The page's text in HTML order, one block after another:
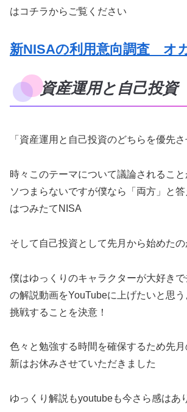
はコチラからご覧ください
新NISAの利用意向調査 オ
資産運用と自己投資
「資産運用と自己投資のどちらを優先さ
時々このテーマについて議論されるこ
ソつまらないですが僕なら「両方」と
はつみたてNISA
そして自己投資として先月から始めた
僕はゆっくりのキャラクターが大好き
の解説動画をYouTubeに上げたいと思
挑戦することを決意！
色々と勉強する時間を確保するため先
新はお休みさせていただきました
ゆっくり解説もyoutubeも今さら感はあ